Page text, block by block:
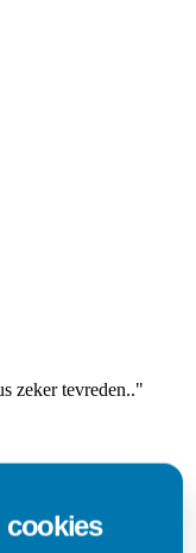
zeker tevreden.."
cookies